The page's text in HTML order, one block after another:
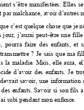
s’être manifestées. Elles se
par malchance, avoir d’autres
que c’est quelque chose que je
jour, j’aurai peut-être une fille
pourra faire des enfants, et si
transmettre ? Je sais que ma
la maladie. Mais, elle aura,
d’avoir des enfants. Je
devrait savoir, une information
des enfants. Savoir si son fils a
subi pendant mon enfance.